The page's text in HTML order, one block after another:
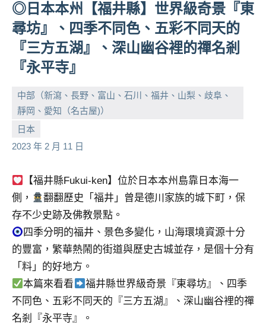
學
校
部
落
客
雜
誌
專
欄、
光
局
合
作
達
人
◎日本本州【福井縣】世界級奇景『東
尋坊』、四季不同色、五彩不同天的
『三方五湖』、深山幽谷裡的禪名剎
『永平寺』
中部（新瀉、長野、富山、石川、福井、山梨、歧阜、
靜岡、愛知（名古屋)）
日本
2023 年 2 月 11 日
小
芳
No
comments
【福井縣Fukui-ken】位於日本本州島靠日本海一
側，
翻翻歷史「福井」曾是德川家族的城下町，保
存不少史跡及佛教景點。
四季分明的福井、景色多變化，山海環境資源十分
的豐富，繁華熱鬧的街道與歷史古城並存，是個十分有
「料」的好地方。
本篇來看看
福井縣世界級奇景『東尋坊』、四季
不同色、五彩不同天的『三方五湖』、深山幽谷裡的禪
名剎『永平寺』。